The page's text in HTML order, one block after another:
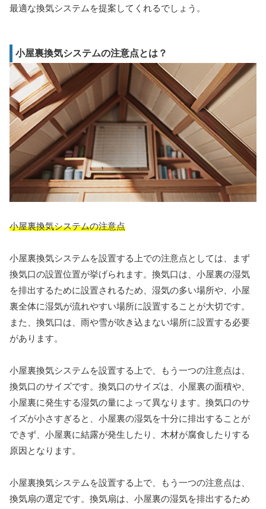
最適な換気システムを提案してくれるでしょう。
小屋裏換気システムの注意点とは？
小屋裏換気システムの注意点
小屋裏換気システムを設置する上での注意点としては、まず
換気口の設置位置が挙げられます。換気口は、小屋裏の湿気
を排出するために設置されるため、湿気の多い場所や、小屋
裏全体に湿気が流れやすい場所に設置することが大切です。
また、換気口は、雨や雪が吹き込まない場所に設置する必要
があります。
小屋裏換気システムを設置する上で、もう一つの注意点は、
換気口のサイズです。換気口のサイズは、小屋裏の面積や、
小屋裏に発生する湿気の量によって異なります。換気口のサ
イズが小さすぎると、小屋裏の湿気を十分に排出することが
できず、小屋裏に結露が発生したり、木材が腐食したりする
原因となります。
小屋裏換気システムを設置する上で、もう一つの注意点は、
換気扇の選定です。換気扇は、小屋裏の湿気を排出するため